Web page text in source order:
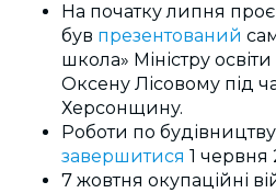
На початку липня
був презентований
школа» Міністру
Оксену Лісовому під
Херсонщину.
Роботи по будівництву
завершитися 1 червня
7 жовтня окупаційні